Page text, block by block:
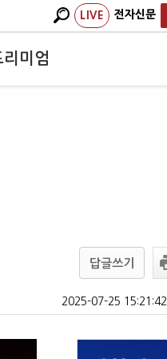
LIVE 전자신문
리미엄
답글쓰기
2025-07-25 15:21:42